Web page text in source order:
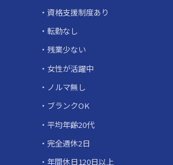
資格支援制度あり
転勤なし
残業少ない
女性が活躍中
ノルマ無し
ブランクOK
平均年齢20代
完全週休2日
年間休日120日以上